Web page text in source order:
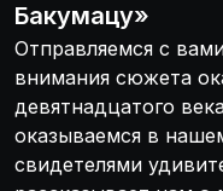
Бакумацу»
Отправляемся с
внимания сюжета
девятнадцатого
оказываемся в
свидетелями